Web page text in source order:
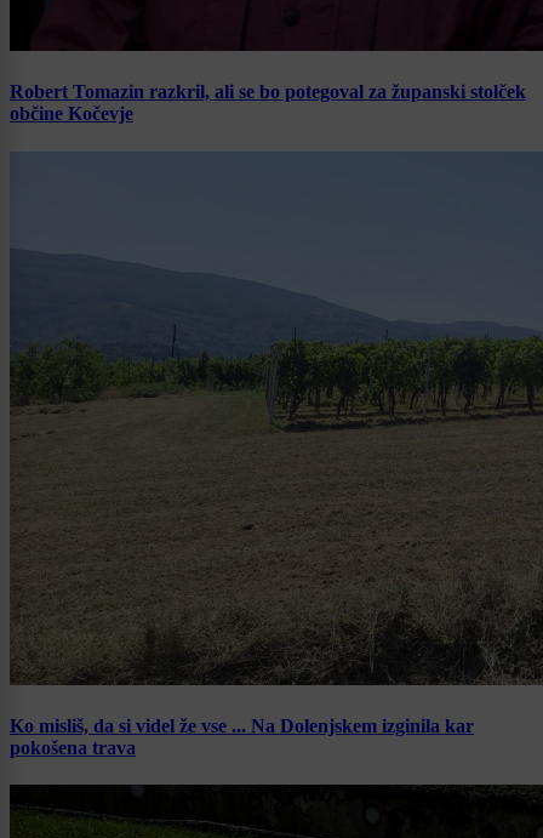
Robert Tomazin razkril, ali se bo potegoval za županski stolček
občine Kočevje
Ko misliš, da si videl že vse ... Na Dolenjskem izginila kar
pokošena trava